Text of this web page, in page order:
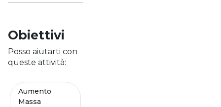
Obiettivi
Posso aiutarti con
queste attività:
Aumento
Massa